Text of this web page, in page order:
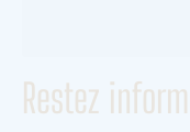
Restez